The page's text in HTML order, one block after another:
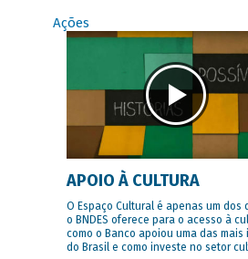
Ações
APOIO À CULTURA
O Espaço Cultural é apenas um dos
o BNDES oferece para o acesso à
como o Banco apoiou uma das
do Brasil e como investe no setor